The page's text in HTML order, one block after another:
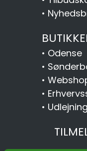
•
• Odense
•
•
•
• Udlejning